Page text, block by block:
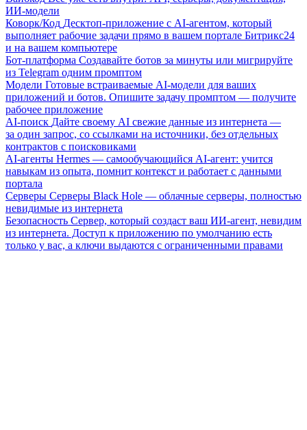
ИИ-модели
Коворк/Код Десктоп-приложение с AI-агентом, который
выполняет рабочие задачи прямо в вашем портале Битрикс24
и на вашем компьютере
Бот-платформа Создавайте ботов за минуты или мигрируйте
из Telegram одним промптом
Модели Готовые встраиваемые AI-модели для ваших
приложений и ботов. Опишите задачу промптом — получите
рабочее приложение
AI-поиск Дайте своему AI свежие данные из интернета —
за один запрос, со ссылками на источники, без отдельных
контрактов с поисковиками
AI-агенты Hermes — самообучающийся AI-агент: учится
навыкам из опыта, помнит контекст и работает с данными
портала
Серверы Серверы Black Hole — облачные серверы, полностью
невидимые из интернета
Безопасность Сервер, который создаст ваш ИИ-агент, невидим
из интернета. Доступ к приложению по умолчанию есть
только у вас, а ключи выдаются с ограниченными правами